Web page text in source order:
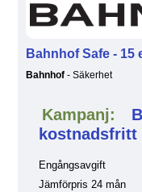
Bahnhof Safe - 15
Bahnhof - Säkerhet
Kampanj:
kostnadsfritt
Engångsavgift
Jämförpris 24 mån